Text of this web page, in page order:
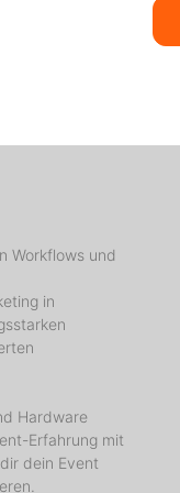
Workflows und
in
Hardware
Erfahrung mit
dein Event